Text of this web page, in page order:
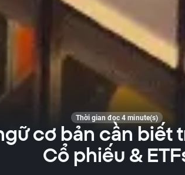
Thời gian đọc 4 minute(s)
cơ bản cần biết
Cổ phiếu &